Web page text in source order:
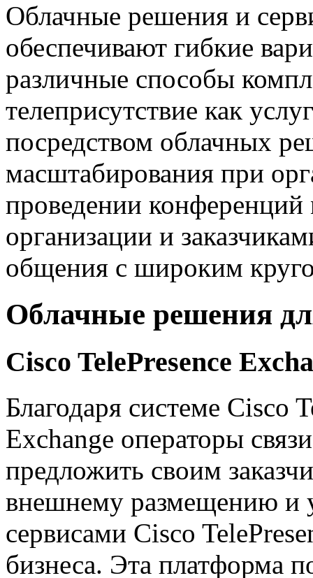
Облачные решения и
обеспечивают гибкие
различные способы
телеприсутствие как
посредством облачных
масштабирования при
проведении
организации и
общения с широким
Облачные решения
Cisco TelePresence
Благодаря системе Cisco
Exchange операторы
предложить своим
внешнему размещению и
сервисами Cisco
бизнеса. Эта платформа